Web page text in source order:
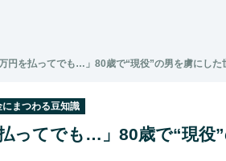
万円を払ってでも…」80歳で“現役”の男を虜にした
まつわる豆知識
払ってでも…」80歳で“現役